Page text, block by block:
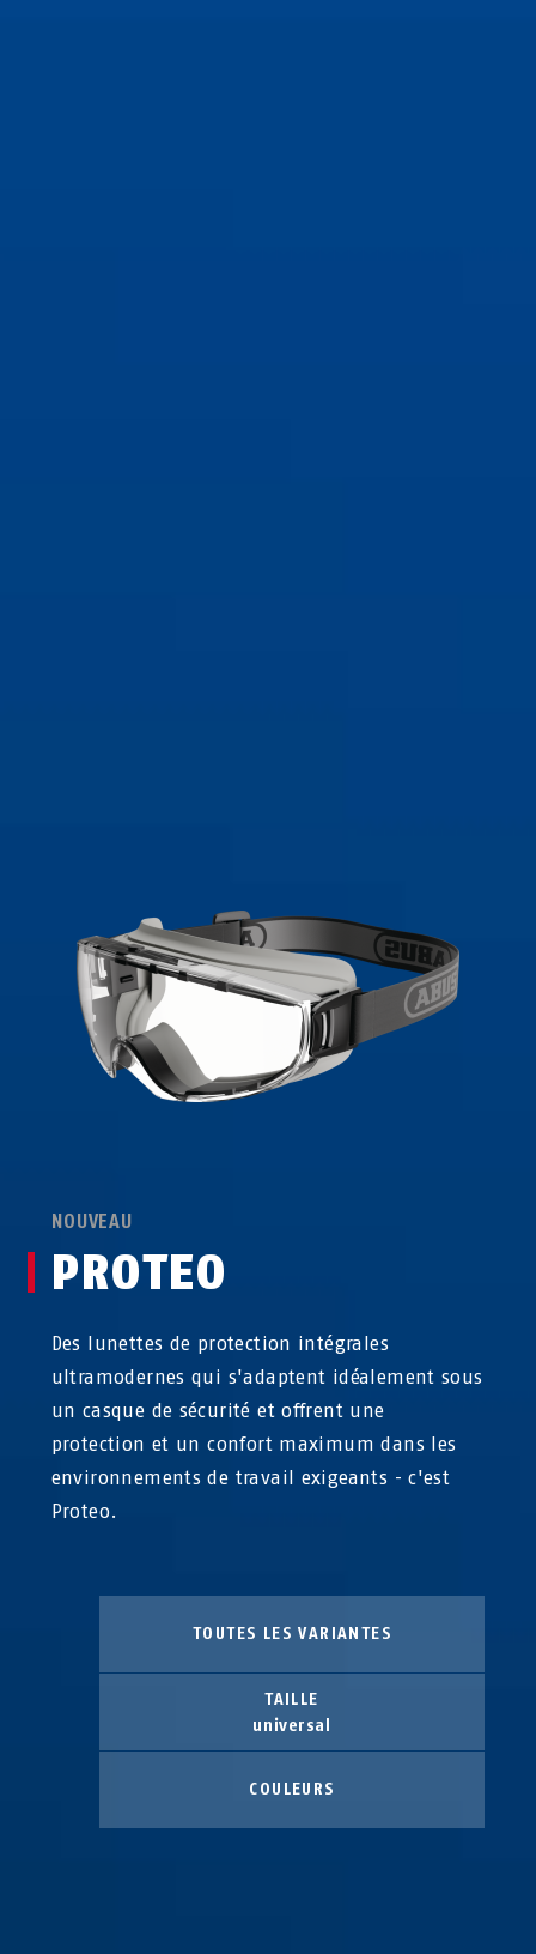
NOUVEAU
PROTEO
Des lunettes de protection intégrales
ultramodernes qui s'adaptent idéalement sous
un casque de sécurité et offrent une
protection et un confort maximum dans les
environnements de travail exigeants - c'est
Proteo.
TOUTES LES VARIANTES
TAILLE
universal
COULEURS